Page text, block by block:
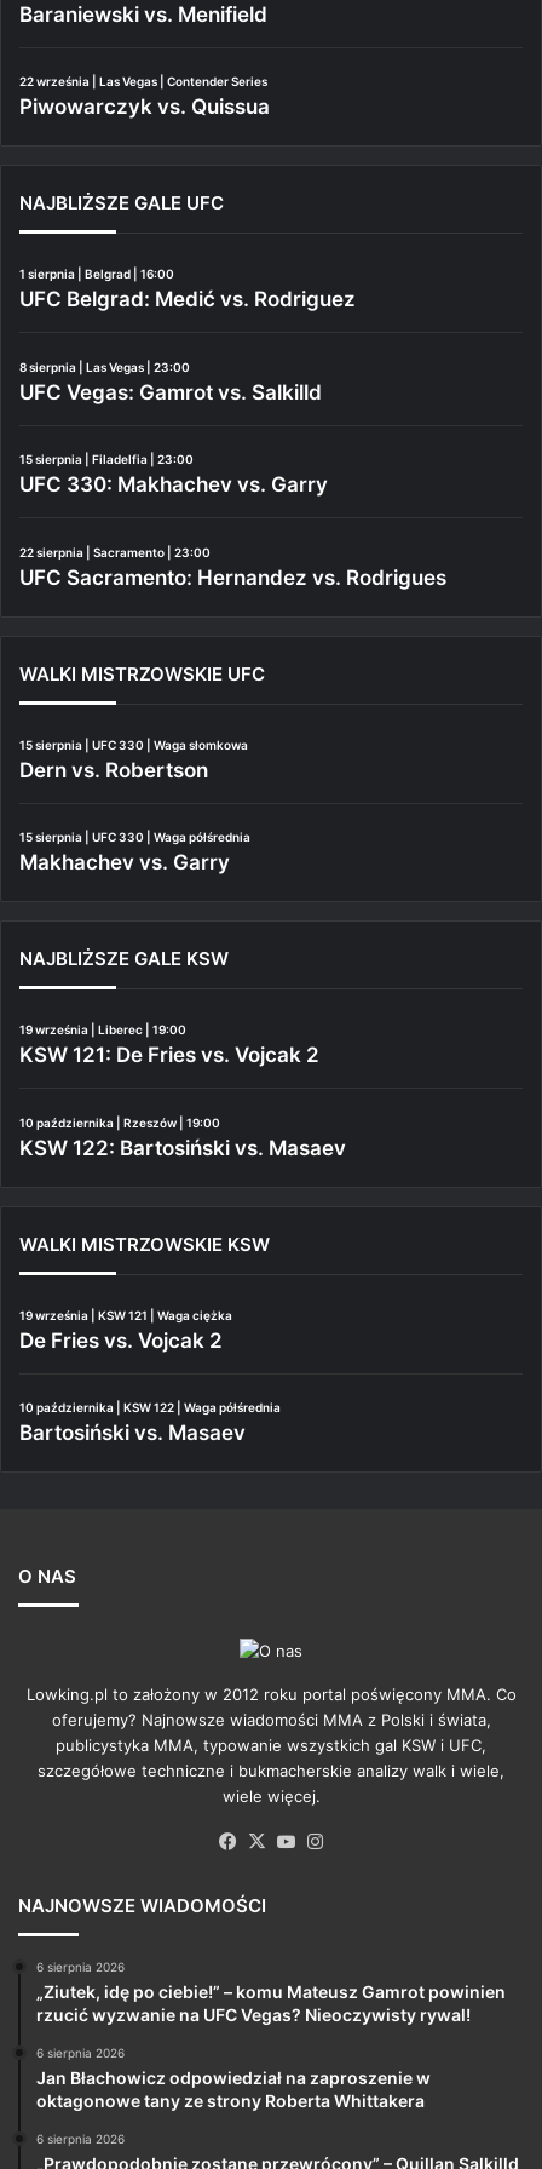
Baraniewski vs. Menifield
22 września | Las Vegas | Contender Series
Piwowarczyk vs. Quissua
NAJBLIŻSZE GALE UFC
1 sierpnia | Belgrad | 16:00
UFC Belgrad: Medić vs. Rodriguez
8 sierpnia | Las Vegas | 23:00
UFC Vegas: Gamrot vs. Salkilld
15 sierpnia | Filadelfia | 23:00
UFC 330: Makhachev vs. Garry
22 sierpnia | Sacramento | 23:00
UFC Sacramento: Hernandez vs. Rodrigues
WALKI MISTRZOWSKIE UFC
15 sierpnia | UFC 330 | Waga słomkowa
Dern vs. Robertson
15 sierpnia | UFC 330 | Waga półśrednia
Makhachev vs. Garry
NAJBLIŻSZE GALE KSW
19 września | Liberec | 19:00
KSW 121: De Fries vs. Vojcak 2
10 października | Rzeszów | 19:00
KSW 122: Bartosiński vs. Masaev
WALKI MISTRZOWSKIE KSW
19 września | KSW 121 | Waga ciężka
De Fries vs. Vojcak 2
10 października | KSW 122 | Waga półśrednia
Bartosiński vs. Masaev
O NAS
Lowking.pl to założony w 2012 roku portal poświęcony MMA. Co
oferujemy? Najnowsze wiadomości MMA z Polski i świata,
publicystyka MMA, typowanie wszystkich gal KSW i UFC,
szczegółowe techniczne i bukmacherskie analizy walk i wiele,
wiele więcej.
Facebook
X YouTube
NAJNOWSZE WIADOMOŚCI
6 sierpnia 2026
„Ziutek, idę po ciebie!” – komu Mateusz Gamrot powinien
rzucić wyzwanie na UFC Vegas? Nieoczywisty rywal!
6 sierpnia 2026
Jan Błachowicz odpowiedział na zaproszenie w
oktagonowe tany ze strony Roberta Whittakera
6 sierpnia 2026
„Prawdopodobnie zostanę przewrócony” – Quillan Salkilld